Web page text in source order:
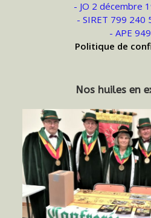
- JO 2 décembre
- SIRET 799 240
- APE
Politique de
Nos huiles en